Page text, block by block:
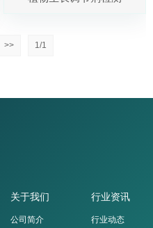
>> 1/1
关于我们
公司简介
行业资讯
行业动态